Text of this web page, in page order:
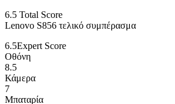
6.5 Total Score
Lenovo S856 τελικό συμπέρασμα
6.5Expert Score
Οθόνη
8.5
Κάμερα
7
Μπαταρία